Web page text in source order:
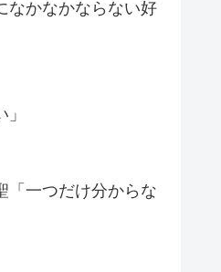
なかなかならない好
「一つだけ分からな